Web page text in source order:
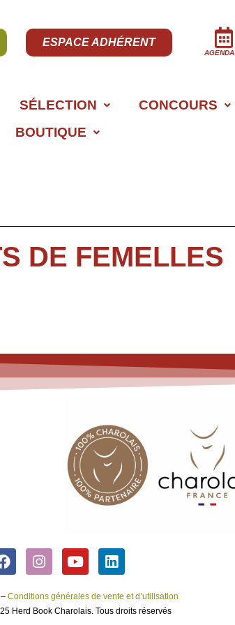
ESPACE ADHÉRENT
AGENDA
SÉLECTION CONCOURS
BOUTIQUE
DE FEMELLES
– Conditions générales de vente et d’utilisation
Herd Book Charolais. Tous droits réservés